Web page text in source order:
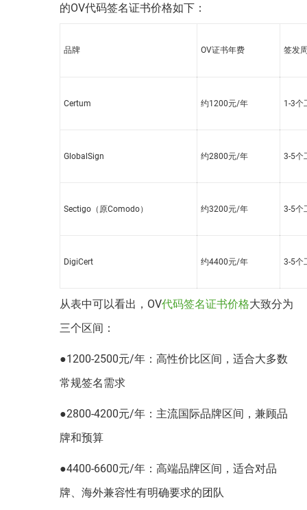
的OV代码签名证书价格如下：
品牌 OV证书年费 签发
Certum 约1200元/年 1-3个
GlobalSign 约2800元/年 3-5个
Sectigo（原Comodo） 约3200元/年 3-5个
DigiCert 约4400元/年 3-5个
从表中可以看出，OV代码签名证书价格大致分为
三个区间：
●1200-2500元/年：高性价比区间，适合大多数
常规签名需求
●2800-4200元/年：主流国际品牌区间，兼顾品
牌和预算
●4400-6600元/年：高端品牌区间，适合对品
牌、海外兼容性有明确要求的团队